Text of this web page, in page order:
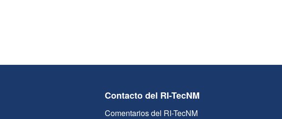
Contacto del RI-TecNM
Comentarios del RI-TecNM